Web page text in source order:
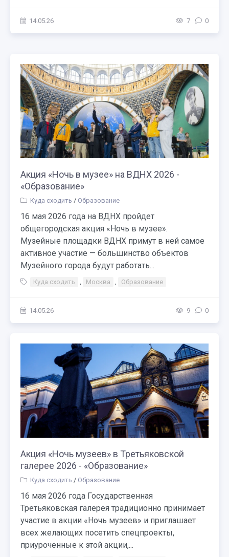
14.05.26 7 0
Акция «Ночь в музее» на ВДНХ 2026 -
«Образование»
Куда сходить / Образование
16 мая 2026 года на ВДНХ пройдет
общегородская акция «Ночь в музее».
Музейные площадки ВДНХ примут в ней самое
активное участие — большинство объектов
Музейного города будут работать...
Куда сходить , Москва , Образование
14.05.26 9 0
Акция «Ночь музеев» в Третьяковской
галерее 2026 - «Образование»
Куда сходить / Образование
16 мая 2026 года Государственная
Третьяковская галерея традиционно принимает
участие в акции «Ночь музеев» и приглашает
всех желающих посетить спецпроекты,
приуроченные к этой акции,...